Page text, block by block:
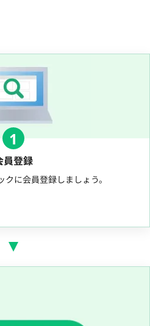
1
員登録
に会員登録しましょう。